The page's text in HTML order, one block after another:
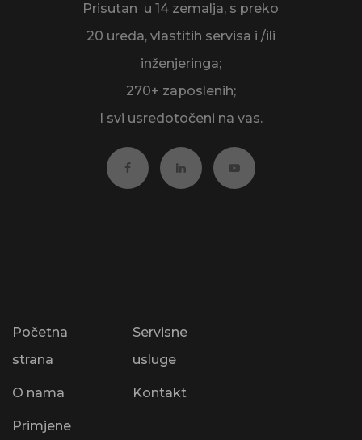
Prisutan u 14 zemalja, s preko
20 ureda, vlastitih servisa i /ili
inženjeringa;
270+ zaposlenih;
I svi usredotočeni na vas.
Početna
strana
O nama
Primjene
Servisne
usluge
Kontakt